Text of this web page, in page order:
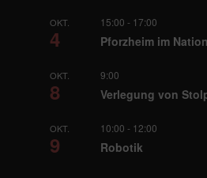
OKT.
4
15:00 - 17:00
Pforzheim im
OKT.
8
9:00
Verlegung von
OKT.
9
10:00 - 12:00
Robotik